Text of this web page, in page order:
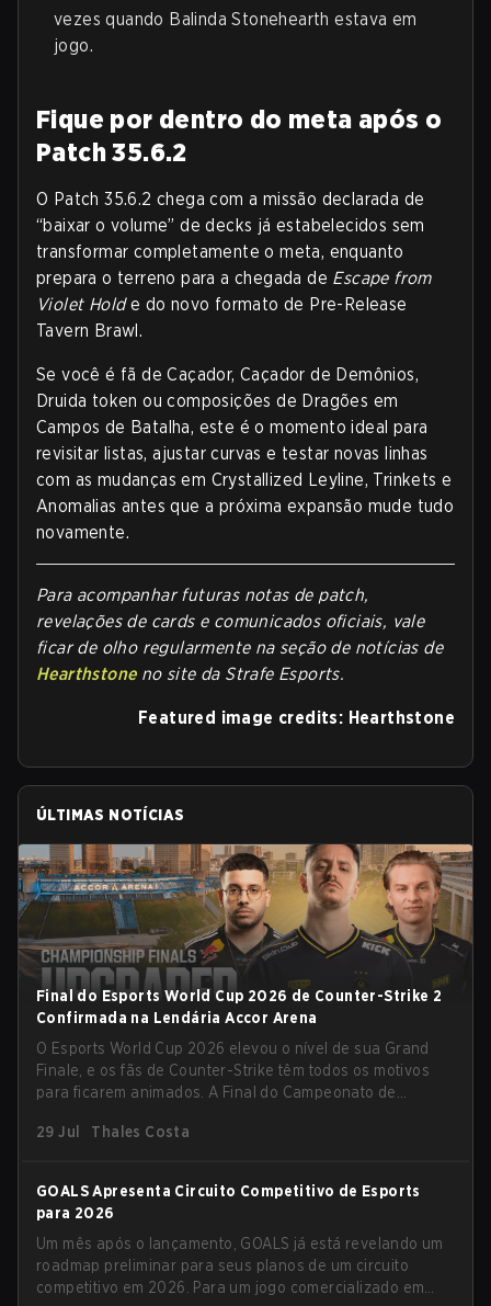
vezes quando Balinda Stonehearth estava em
jogo.
Fique por dentro do meta após o
Patch 35.6.2
O Patch 35.6.2 chega com a missão declarada de
“baixar o volume” de decks já estabelecidos sem
transformar completamente o meta, enquanto
prepara o terreno para a chegada de Escape from
Violet Holde do novo formato de Pre-Release
Tavern Brawl.
Se você é fã de Caçador, Caçador de Demônios,
Druida token ou composições de Dragões em
Campos de Batalha, este é o momento ideal para
revisitar listas, ajustar curvas e testar novas linhas
com as mudanças em Crystallized Leyline, Trinkets e
Anomalias antes que a próxima expansão mude tudo
novamente.
Para acompanhar futuras notas de patch,
revelações de cards e comunicados oficiais, vale
ficar de olho regularmente na seção de notícias de
Hearthstoneno site da Strafe Esports.
Featured image credits: Hearthstone
ÚLTIMAS NOTÍCIAS
Final do Esports World Cup 2026 de Counter-Strike 2
Confirmada na Lendária Accor Arena
O Esports World Cup 2026 elevou o nível de sua Grand
Finale, e os fãs de Counter-Strike têm todos os motivos
para ficarem animados. A Final do Campeonato de
Accor Arena de Paris, marcando o capítulo final do maior
29 Jul Thales Costa
GOALS Apresenta Circuito Competitivo de Esports
para 2026
Um mês após o lançamento, GOALS já está revelando um
roadmap preliminar para seus planos de um circuito
competitivo em 2026. Para um jogo comercializado em